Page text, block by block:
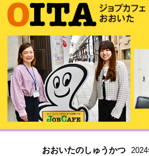
おおいたのしゅうかつ